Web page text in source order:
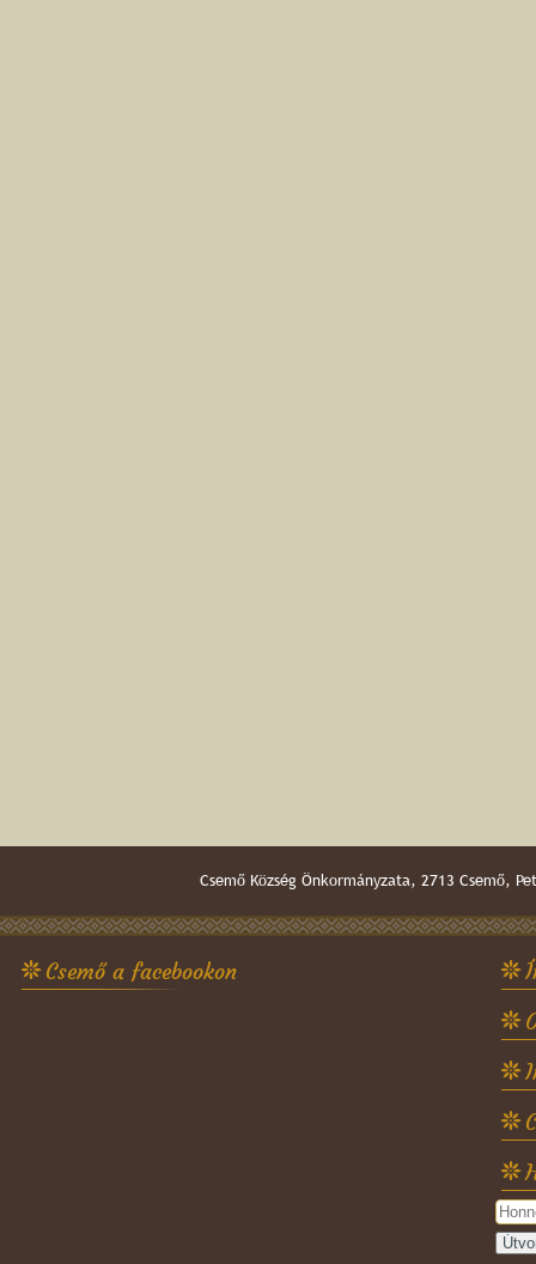
Csemő Község Önkormányzata, 2713
Csemő a facebookon